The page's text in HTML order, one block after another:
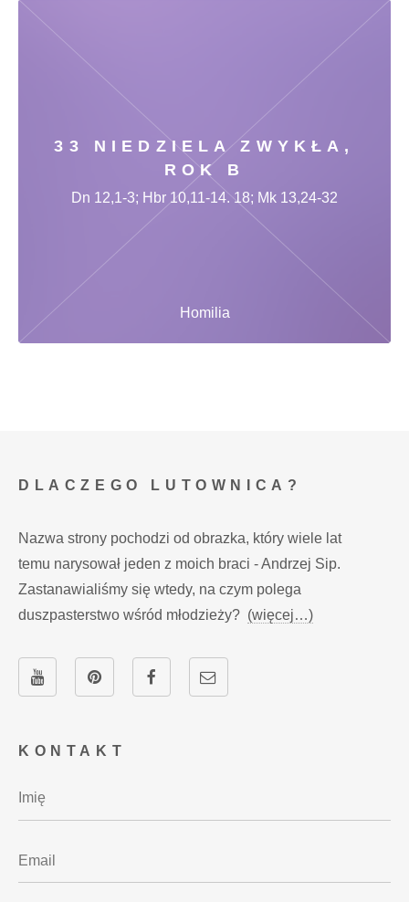
33 NIEDZIELA ZWYKŁA,
ROK B
Homilia
Dn 12,1-3; Hbr 10,11-14. 18; Mk 13,24-32
KONTAKT
DLACZEGO LUTOWNICA?
Nazwa strony pochodzi od obrazka, który wiele lat
temu narysował jeden z moich braci - Andrzej Sip.
Zastanawialiśmy się wtedy, na czym polega
duszpasterstwo wśród młodzieży? (więcej…)